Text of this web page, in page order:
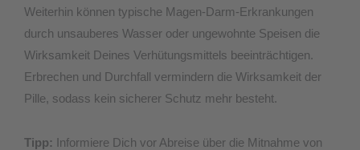
Weiterhin können typische Magen-Darm-Erkrankungen
durch unsauberes Wasser oder ungewohnte Speisen die
Wirksamkeit Deines Verhütungsmittels beeinträchtigen.
Erbrechen und Durchfall vermindern die Wirksamkeit der
Pille, sodass kein sicherer Schutz mehr besteht.
Tipp:
Informiere Dich vor Abreise über die Mitnahme von